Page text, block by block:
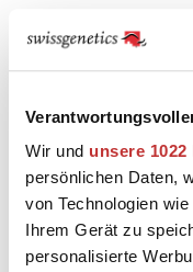
Wir und unsere
persönlichen Daten,
von Technologien
Ihrem Gerät zu
personalisierte